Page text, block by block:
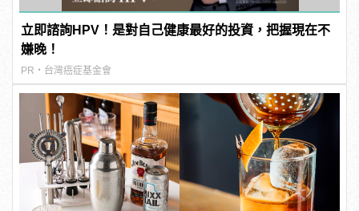
立即諮詢HPV！是對自己健康最好的投資，把握現在不
嫌晚！
PR・台灣癌症基金會